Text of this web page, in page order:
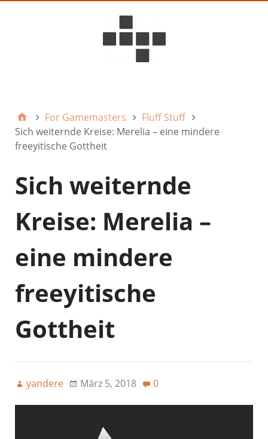
For Gamemasters
Fluff Stuff
Sich weiternde Kreise: Merelia – eine mindere
freeyitische Gottheit
Sich weiternde
Kreise: Merelia –
eine mindere
freeyitische
Gottheit
yandere März 5, 2018 0